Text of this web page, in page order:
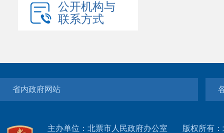
公开机构与
联系方式
省内政府网站
主办单位：北票市人民政府办公室
版权所有